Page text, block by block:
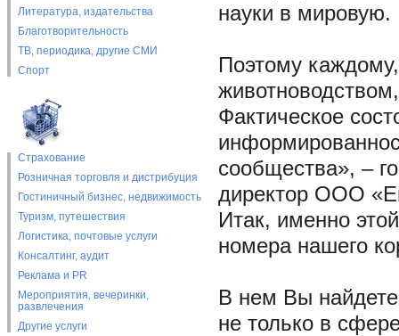
Литература, издательства
Благотворительность
ТВ, периодика, другие СМИ
Спорт
Страхование
Розничная торговля и дистрибуция
Гостиничный бизнес, недвижимость
Туризм, путешествия
Логистика, почтовые услуги
Консалтинг, аудит
Реклама и PR
Мероприятия, вечеринки,
развлечения
Другие услуги
науки в мировую.
Поэтому
Фактическое
сообщества», –
директор ООО
Итак, именно
номера нашего
В нем Вы
не только в